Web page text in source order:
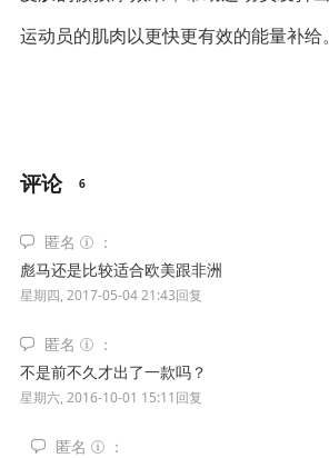
运动员的肌肉以更快更有效的能量补给。
评论 6
匿名
彪马还是比较适合欧美跟非洲
星期四, 2017-05-04 21:43回复
匿名
不是前不久才出了一款吗？
星期六, 2016-10-01 15:11回复
匿名